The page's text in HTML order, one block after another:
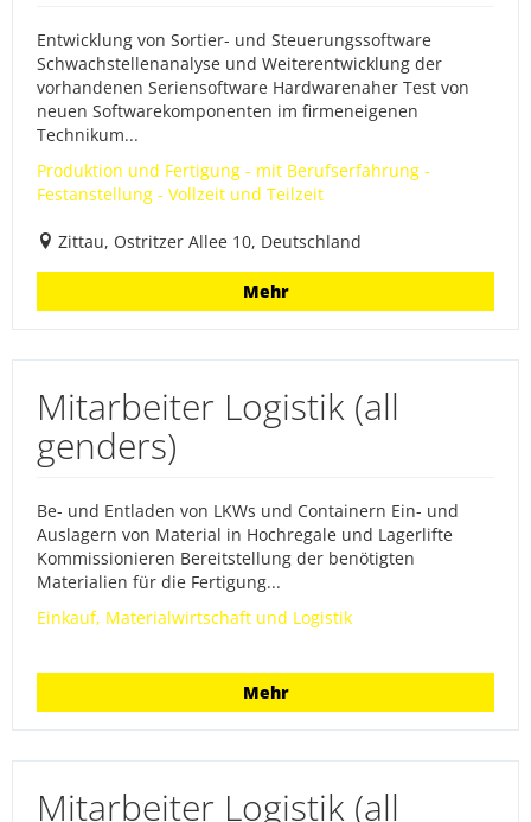
Entwicklung von Sortier- und Steuerungssoftware
Schwachstellenanalyse und Weiterentwicklung der
vorhandenen Seriensoftware Hardwarenaher Test von
neuen Softwarekomponenten im firmeneigenen
Technikum...
Produktion und Fertigung - mit Berufserfahrung -
Festanstellung - Vollzeit und Teilzeit
Zittau, Ostritzer Allee 10, Deutschland
Mehr
Mitarbeiter Logistik (all
genders)
Be- und Entladen von LKWs und Containern Ein- und
Auslagern von Material in Hochregale und Lagerlifte
Kommissionieren Bereitstellung der benötigten
Materialien für die Fertigung...
Einkauf, Materialwirtschaft und Logistik
Mehr
Mitarbeiter Logistik (all